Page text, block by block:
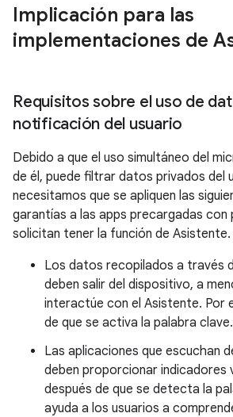
Implicación para las
implementaciones de
Requisitos sobre el uso de
notificación del usuario
Debido a que el uso simultáneo del
de él, puede filtrar datos privados del
necesitamos que se apliquen las
garantías a las apps precargadas con
solicitan tener la función de Asistente.
Los datos recopilados a través
deben salir del dispositivo, a
interactúe con el Asistente. Por
de que se activa la palabra clave.
Las aplicaciones que escuchan
deben proporcionar indicadores
después de que se detecta la
ayuda a los usuarios a